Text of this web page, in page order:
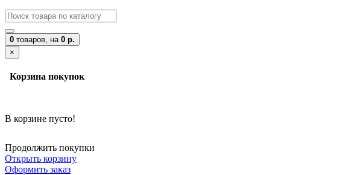
0 товаров, на 0 р.
×
Корзина покупок
В корзине пусто!
Продолжить покупки
Открыть корзину
Оформить заказ